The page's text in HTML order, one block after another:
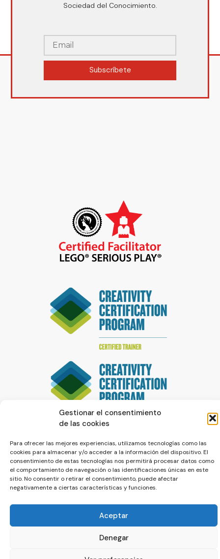
Gestionar el consentimiento
de las cookies
Para ofrecer las mejores experiencias, utilizamos tecnologías como las
cookies para almacenar y/o acceder a la información del dispositivo. El
consentimiento de estas tecnologías nos permitirá procesar datos como
el comportamiento de navegación o las identificaciones únicas en este
sitio. No consentir o retirar el consentimiento, puede afectar
negativamente a ciertas características y funciones.
Aceptar
Denegar
Sociedad del Conocimiento.
Subscríbete
© La Servilleta - El Blog de Paco Prieto
Política de privacidad